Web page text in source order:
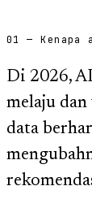
01 —
Di 2026,
melaju
data